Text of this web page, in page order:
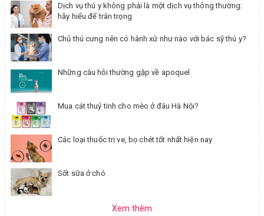
Dịch vụ thú y không phải là một dịch vụ thông thường:
hãy hiểu để trân trọng
Chủ thú cưng nên có hành xử như nào với bác sỹ thú y?
Những câu hỏi thường gặp về apoquel
Mua cát thuỷ tinh cho mèo ở đâu Hà Nội?
Các loại thuốc trị ve, bọ chét tốt nhất hiện nay
Sốt sữa ở chó
Xem thêm